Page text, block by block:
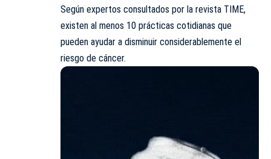
Según expertos consultados por la revista TIME,
existen al menos 10 prácticas cotidianas que
pueden ayudar a disminuir considerablemente el
riesgo de cáncer.